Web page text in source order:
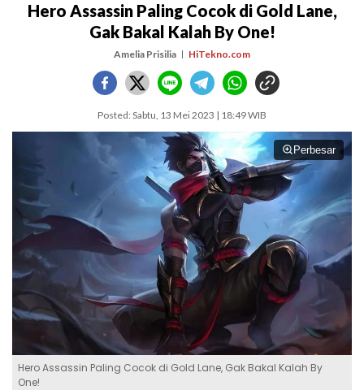
Hero Assassin Paling Cocok di Gold Lane,
Gak Bakal Kalah By One!
Amelia Prisilia HiTekno.com
Posted: Sabtu, 13 Mei 2023 | 18:49 WIB
Perbesar
Hero Assassin Paling Cocok di Gold Lane, Gak Bakal Kalah By
One!